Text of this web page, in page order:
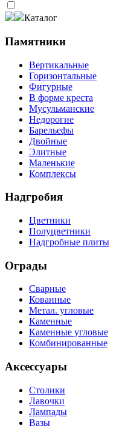
Каталог
Памятники
Вертикальные
Горизонтальные
Фигурные
В форме креста
Мусульманские
Недорогие
Барельефы
Двойные
Элитные
Маленькие
Комплексы
Надгробия
Цветники
Полуцветники
Надгробные плиты
Ограды
Сварные
Кованные
Метал. угловые
Каменные
Каменные угловые
Комбинированные
Аксессуары
Столики
Лавочки
Лампады
Вазы